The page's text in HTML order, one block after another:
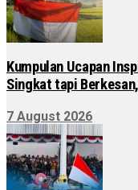
Kumpulan Ucapan
Singkat tapi
7 August 2026